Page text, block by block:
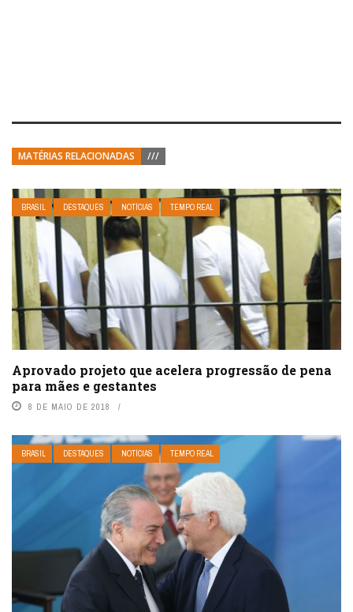
MATÉRIAS RELACIONADAS ///
BRASIL DESTAQUES NOTÍCIAS TEMPO REAL
Aprovado projeto que acelera progressão de pena
para mães e gestantes
8 DE MAIO DE 2018
BRASIL DESTAQUES NOTÍCIAS TEMPO REAL